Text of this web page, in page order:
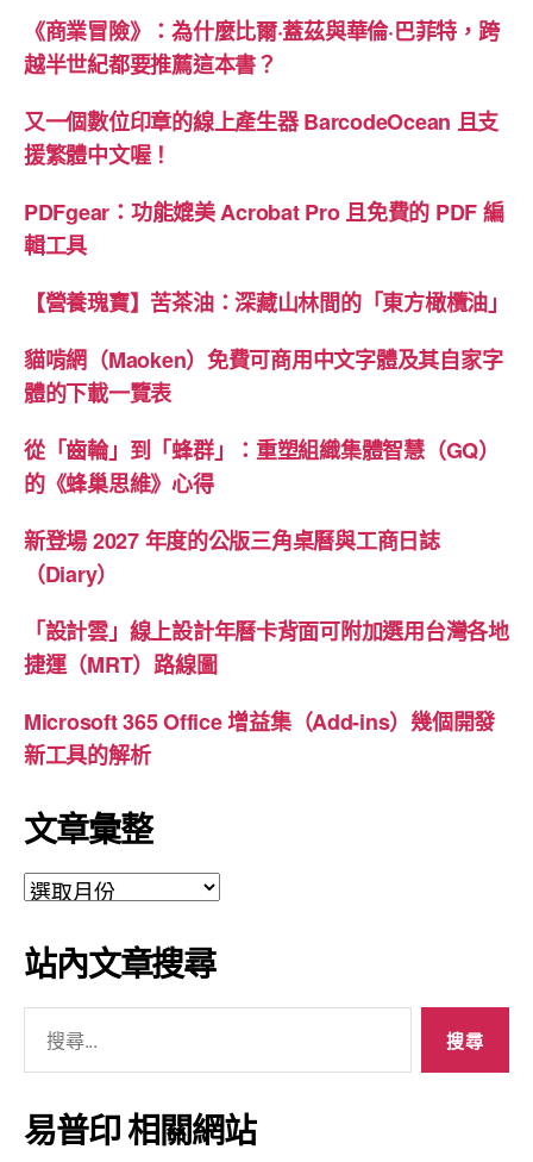
《商業冒險》：為什麼比爾·蓋茲與華倫·巴菲特，跨
越半世紀都要推薦這本書？
又一個數位印章的線上產生器 BarcodeOcean 且支
援繁體中文喔！
PDFgear：功能媲美 Acrobat Pro 且免費的 PDF 編
輯工具
【營養瑰寶】苦茶油：深藏山林間的「東方橄欖油」
貓啃網（Maoken）免費可商用中文字體及其自家字
體的下載一覽表
從「齒輪」到「蜂群」：重塑組織集體智慧（GQ）
的《蜂巢思維》心得
新登場 2027 年度的公版三角桌曆與工商日誌
（Diary）
「設計雲」線上設計年曆卡背面可附加選用台灣各地
捷運（MRT）路線圖
Microsoft 365 Office 增益集（Add-ins）幾個開發
新工具的解析
文章彙整
文
彙
整
站內文章搜尋
關
鍵
字:
易普印 相關網站